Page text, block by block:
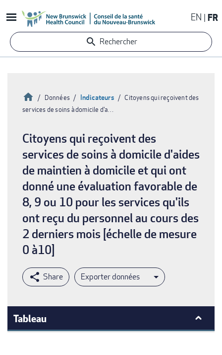
au
contenu
principal
EN FR
Rechercher
d'Ariane
Accueil
Données Indicateurs
Citoyens qui reçoivent des
services de soins à domicile d'a…
Citoyens qui reçoivent des
services de soins à domicile d'aides
de maintien à domicile et qui ont
donné une évaluation favorable de
8, 9 ou 10 pour les services qu'ils
ont reçu du personnel au cours des
2 derniers mois [échelle de mesure
0 à10]
Exporter données
Tableau